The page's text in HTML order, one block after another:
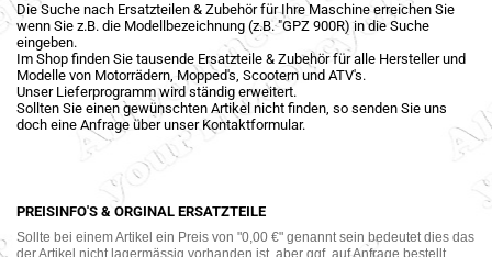
Die Suche nach Ersatzteilen & Zubehör für Ihre Maschine erreichen Sie
wenn Sie z.B. die Modellbezeichnung (z.B. "GPZ 900R) in die Suche
eingeben.
Im Shop finden Sie tausende Ersatzteile & Zubehör für alle Hersteller und
Modelle von Motorrädern, Mopped's, Scootern und ATV's.
Unser Lieferprogramm wird ständig erweitert.
Sollten Sie einen gewünschten Artikel nicht finden, so senden Sie uns
doch eine Anfrage über unser Kontaktformular.
PREISINFO'S & ORGINAL ERSATZTEILE
Sollte bei einem Artikel ein Preis von "0,00 €" genannt sein bedeutet dies das
der Artikel nicht lagermässig vorhanden ist, aber ggf. auf Anfrage bestellt